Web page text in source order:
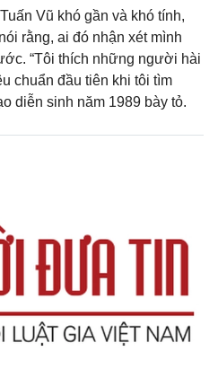
Vũ khó gần và khó tính,
rằng, ai đó nhận xét mình
“Tôi thích những người hài
chuẩn đầu tiên khi tôi tìm
diễn sinh năm 1989 bày tỏ.